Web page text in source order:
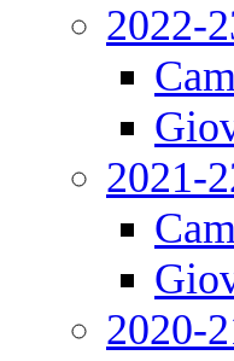
2022-
2021-
2020-